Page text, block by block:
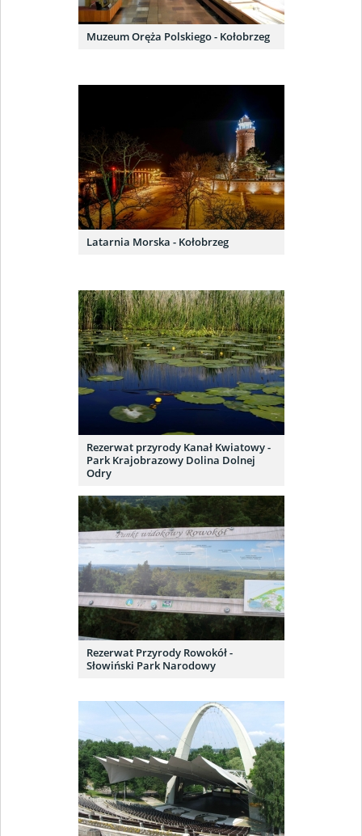
Muzeum Oręża Polskiego - Kołobrzeg
Latarnia Morska - Kołobrzeg
Rezerwat przyrody Kanał Kwiatowy -
Park Krajobrazowy Dolina Dolnej
Odry
Rezerwat Przyrody Rowokół -
Słowiński Park Narodowy